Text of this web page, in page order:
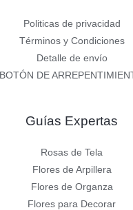
Politicas de privacidad
Términos y Condiciones
Detalle de envío
BOTÓN DE
Guías Expertas
Rosas de Tela
Flores de Arpillera
Flores de Organza
Flores para Decorar